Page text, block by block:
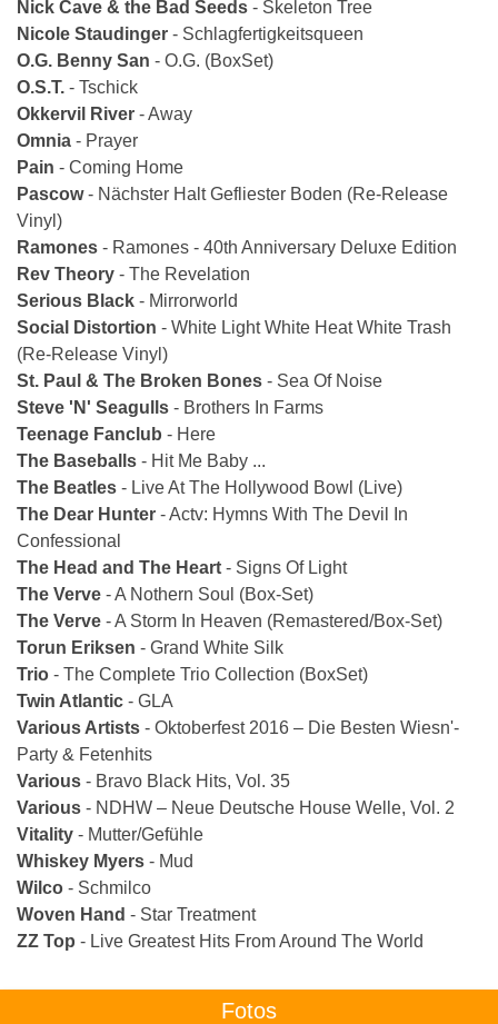
Nick Cave & the Bad Seeds - Skeleton Tree
Nicole Staudinger - Schlagfertigkeitsqueen
O.G. Benny San - O.G. (Box­Set)
O.S.T. - Tschick
Okkervil River - Away
Omnia - Prayer
Pain - Coming Home
Pascow- Nächster Halt Gefliester Boden (Re-­Release
Vinyl)
Ramones - Ramones - 40th Anniversary Deluxe Edition
Rev Theory - The Revelation
Serious Black - Mirrorworld
Social Distortion - White Light White Heat White Trash
(Re-­Release Vinyl)
St. Paul & The Broken Bones - Sea Of Noise
Steve 'N' Seagulls - Brothers In Farms
Teenage Fanclub - Here
The Baseballs - Hit Me Baby ...
The Beatles - Live At The Hollywood Bowl (Live)
The Dear Hunter - Actv: Hymns With The Devil In
Confessional
The Head and The Heart - Signs Of Light
The Verve - A Nothern Soul (Box­-Set)
The Verve - A Storm In Heaven (Remastered/Box-­Set)
Torun Eriksen - Grand White Silk
Trio - The Complete Trio Collection (Box­Set)
Twin Atlantic - GLA
Various Artists - Oktoberfest 2016 – Die Besten Wiesn'­
Party­ & Fetenhits
Various - Bravo Black Hits, Vol. 35
Various - NDHW – Neue Deutsche House Welle, Vol. 2
Vitality - Mutter/Gefühle
Whiskey Myers - Mud
Wilco - Schmilco
Woven Hand - Star Treatment
ZZ Top - Live­ Greatest Hits From Around The World
Fotos